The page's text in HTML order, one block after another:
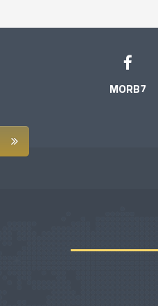
MORB7